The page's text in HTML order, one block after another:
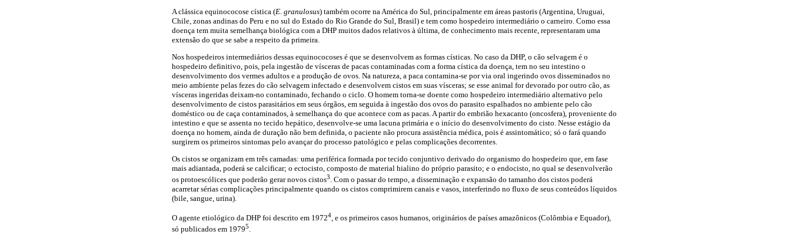
A clássica equinococose cística (E. granulosus) também ocorre na América do Sul, principalmente em áreas pastoris (Argentina, Uruguai,
Chile, zonas andinas do Peru e no sul do Estado do Rio Grande do Sul, Brasil) e tem como hospedeiro intermediário o carneiro. Como essa
doença tem muita semelhança biológica com a DHP muitos dados relativos à última, de conhecimento mais recente, representaram uma
extensão do que se sabe a respeito da primeira.
Nos hospedeiros intermediários dessas equinococoses é que se desenvolvem as formas císticas. No caso da DHP, o cão selvagem é o
hospedeiro definitivo, pois, pela ingestão de vísceras de pacas contaminadas com a forma cística da doença, tem no seu intestino o
desenvolvimento dos vermes adultos e a produção de ovos. Na natureza, a paca contamina-se por via oral ingerindo ovos disseminados no
meio ambiente pelas fezes do cão selvagem infectado e desenvolvem cistos em suas vísceras; se esse animal for devorado por outro cão, as
vísceras ingeridas deixam-no contaminado, fechando o ciclo. O homem torna-se doente como hospedeiro intermediário alternativo pelo
desenvolvimento de cistos parasitários em seus órgãos, em seguida à ingestão dos ovos do parasito espalhados no ambiente pelo cão
doméstico ou de caça contaminados, à semelhança do que acontece com as pacas. A partir do embrião hexacanto (oncosfera), proveniente do
intestino e que se assenta no tecido hepático, desenvolve-se uma lacuna primária e o início do desenvolvimento do cisto. Nesse estágio da
doença no homem, ainda de duração não bem definida, o paciente não procura assistência médica, pois é assintomático; só o fará quando
surgirem os primeiros sintomas pelo avançar do processo patológico e pelas complicações decorrentes.
Os cistos se organizam em três camadas: uma periférica formada por tecido conjuntivo derivado do organismo do hospedeiro que, em fase
mais adiantada, poderá se calcificar; o ectocisto, composto de material hialino do próprio parasito; e o endocisto, no qual se desenvolverão
os protoescólices que poderão gerar novos cistos3. Com o passar do tempo, a disseminação e expansão do tamanho dos cistos poderá
acarretar sérias complicações principalmente quando os cistos comprimirem canais e vasos, interferindo no fluxo de seus conteúdos líquidos
(bile, sangue, urina).
O agente etiológico da DHP foi descrito em 19724 , e os primeiros casos humanos, originários de países amazônicos (Colômbia e Equador),
só publicados em 19795.